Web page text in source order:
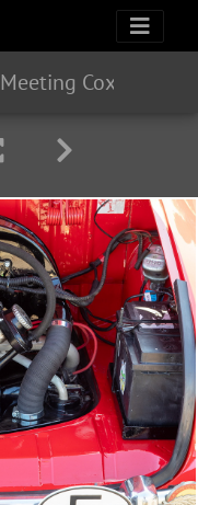
Meeting Cox 12